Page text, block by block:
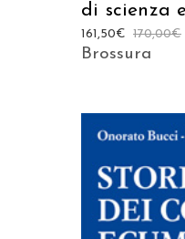
di scienza
170,00€
161,50€
Brossura